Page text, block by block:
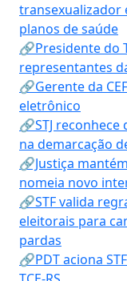
transexualizador
planos de saúde
🔗Presidente do
representantes
🔗Gerente da
eletrônico
🔗STJ
na demarcação
🔗Justiça
nomeia novo
🔗STF valida
eleitorais para
pardas
🔗PDT aciona